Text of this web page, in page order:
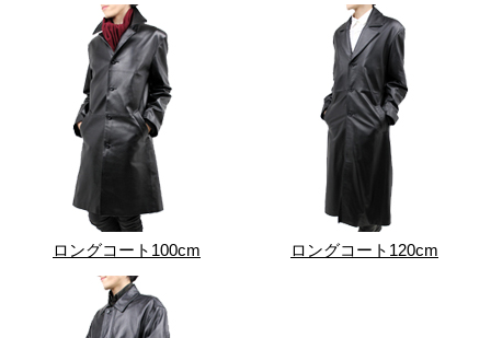
ロングコート100cm ロングコート120cm